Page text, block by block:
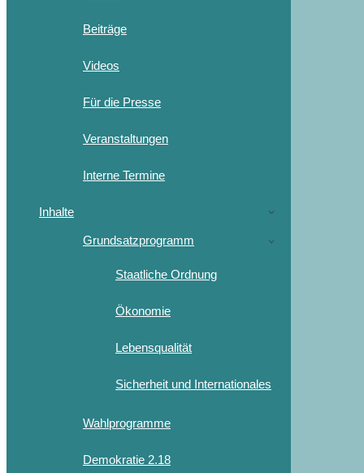
Beiträge
Videos
Für die Presse
Veranstaltungen
Interne Termine
Inhalte
Grundsatzprogramm
Staatliche Ordnung
Ökonomie
Lebensqualität
Sicherheit und Internationales
Wahlprogramme
Demokratie 2.18